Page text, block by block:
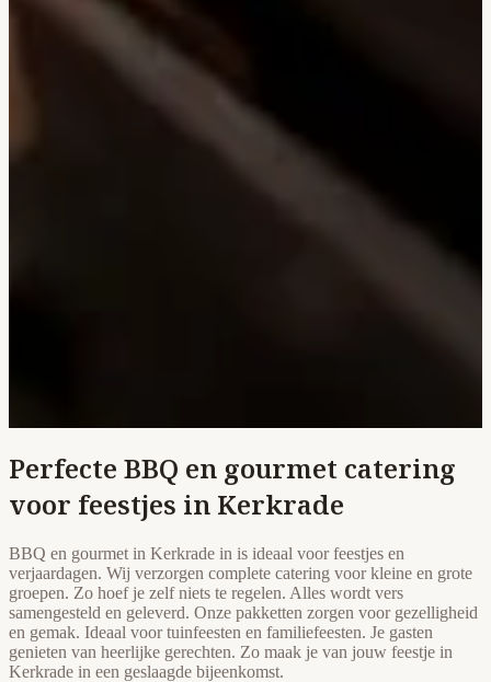
Perfecte BBQ en gourmet catering
voor feestjes in Kerkrade
BBQ en gourmet in Kerkrade in is ideaal voor feestjes en
verjaardagen. Wij verzorgen complete catering voor kleine en grote
groepen. Zo hoef je zelf niets te regelen. Alles wordt vers
samengesteld en geleverd. Onze pakketten zorgen voor gezelligheid
en gemak. Ideaal voor tuinfeesten en familiefeesten. Je gasten
genieten van heerlijke gerechten. Zo maak je van jouw feestje in
Kerkrade in een geslaagde bijeenkomst.